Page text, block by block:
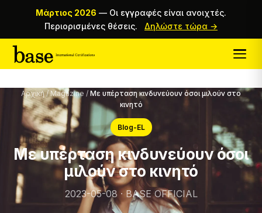
Μάρτιος 2026 — Οι εγγραφές είναι ανοιχτές.
Περιορισμένες θέσεις.
Δηλώστε τώρα →
Αρχική/Magazine / Με υπέρταση κινδυνεύουν όσοι μιλούν στο
κινητό
Blog-EL
Με υπέρταση κινδυνεύουν όσοι
μιλούν στο κινητό
2023-05-08 · BASE OFFICIAL